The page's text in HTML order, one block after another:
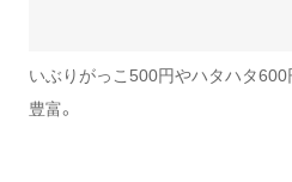
いぶりがっこ500円やハタハタ600
豊富。